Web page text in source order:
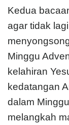
Kedua
agar tidak
Minggu
kelahiran
kedatangan
dalam
melangkah